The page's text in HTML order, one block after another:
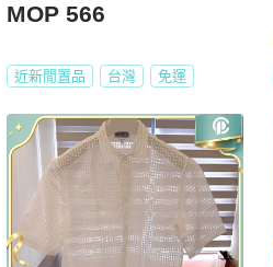
MOP 566
近新閒置品 台灣 免運